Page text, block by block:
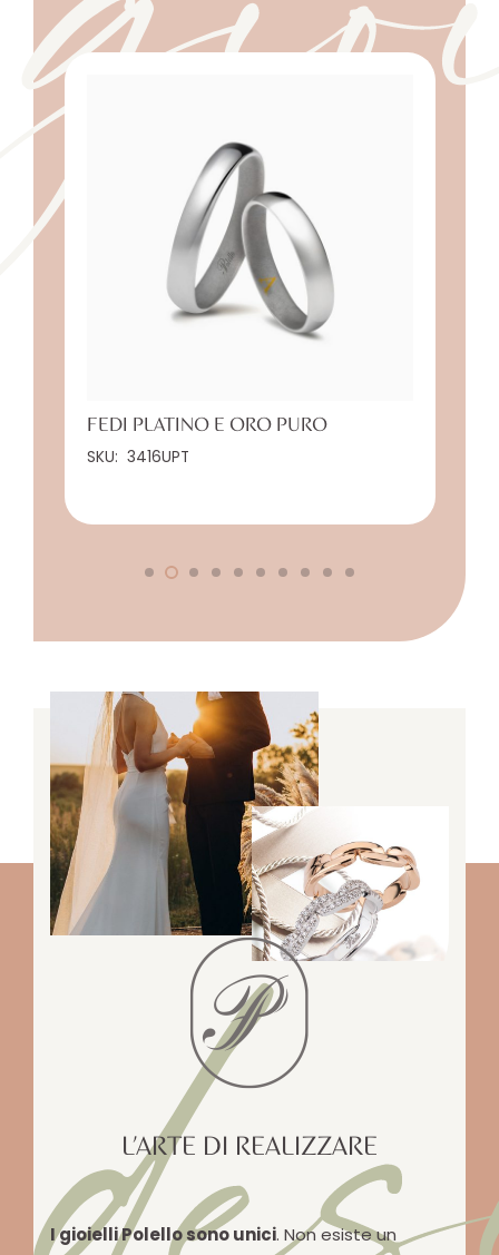
FEDI PLATINO E ORO PURO
SKU: 3416UPT
L’ARTE DI REALIZZARE
I gioielli Polello sono unici. Non esiste un